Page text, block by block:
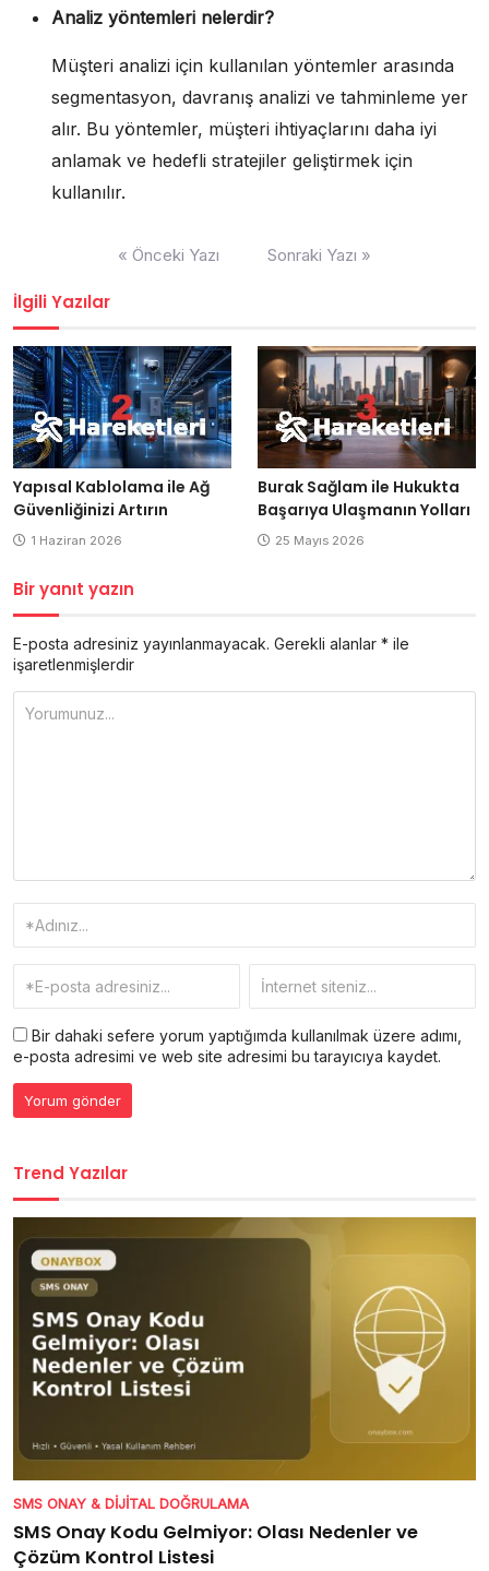
Analiz yöntemleri nelerdir?
Müşteri analizi için kullanılan yöntemler arasında
segmentasyon, davranış analizi ve tahminleme yer
alır. Bu yöntemler, müşteri ihtiyaçlarını daha iyi
anlamak ve hedefli stratejiler geliştirmek için
kullanılır.
« Önceki Yazı Sonraki Yazı »
İlgili Yazılar
Yapısal Kablolama ile Ağ
Güvenliğinizi Artırın
1 Haziran 2026
Burak Sağlam ile Hukukta
Başarıya Ulaşmanın Yolları
25 Mayıs 2026
Bir yanıt yazın
E-posta adresiniz yayınlanmayacak. Gerekli alanlar * ile
işaretlenmişlerdir
Bir dahaki sefere yorum yaptığımda kullanılmak üzere adımı,
e-posta adresimi ve web site adresimi bu tarayıcıya kaydet.
Trend Yazılar
SMS ONAY & DIJITAL DOĞRULAMA
SMS Onay Kodu Gelmiyor: Olası Nedenler ve
Çözüm Kontrol Listesi